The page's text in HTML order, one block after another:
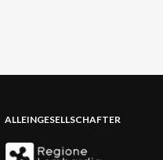
ALLEINGESELLSCHAFTER